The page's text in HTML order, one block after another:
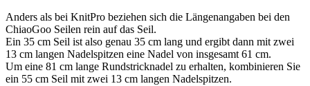
Anders als bei KnitPro beziehen sich die Längenangaben bei den
ChiaoGoo Seilen rein auf das Seil.
Ein 35 cm Seil ist also genau 35 cm lang und ergibt dann mit zwei
13 cm langen Nadelspitzen eine Nadel von insgesamt 61 cm.
Um eine 81 cm lange Rundstricknadel zu erhalten, kombinieren Sie
ein 55 cm Seil mit zwei 13 cm langen Nadelspitzen.